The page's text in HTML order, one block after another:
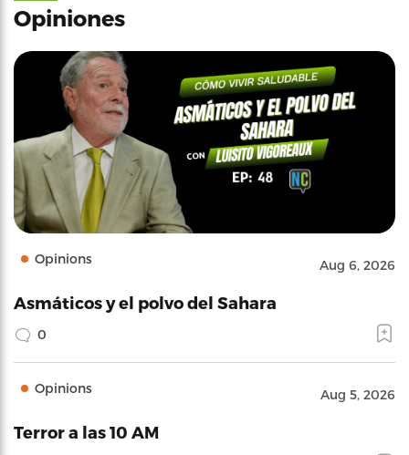
Opiniones
Opinions Aug 6, 2026
Asmáticos y el polvo del Sahara
0
Opinions Aug 5, 2026
Terror a las 10 AM